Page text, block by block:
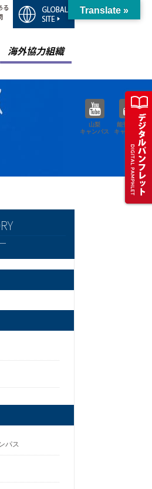
る
海外協力組織
山梨
キャンパス
能登空港
キャンパス
パス
Translate »